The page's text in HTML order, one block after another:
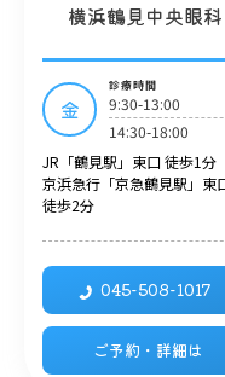
横浜鶴見中央眼科
金
診療時間
9:30-13:00
14:30-18:00
JR「鶴見駅」東口 徒歩1分
京浜急行「京急鶴見駅」東
徒歩2分
045-508-1017
ご予約・詳細は